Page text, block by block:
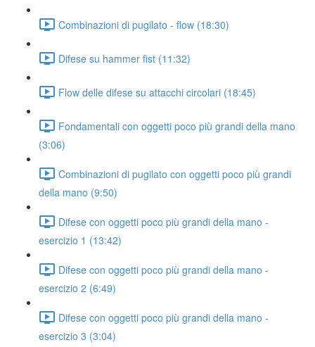
Combinazioni di pugilato - flow (18:30)
Difese su hammer fist (11:32)
Flow delle difese su attacchi circolari (18:45)
Fondamentali con oggetti poco più grandi della mano
(3:06)
Combinazioni di pugilato con oggetti poco più grandi
della mano (9:50)
Difese con oggetti poco più grandi della mano -
esercizio 1 (13:42)
Difese con oggetti poco più grandi della mano -
esercizio 2 (6:49)
Difese con oggetti poco più grandi della mano -
esercizio 3 (3:04)